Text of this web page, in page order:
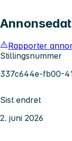
Rapporter
Stillingsnummer
337c644e-fb00-
Sist endret
2. juni 2026